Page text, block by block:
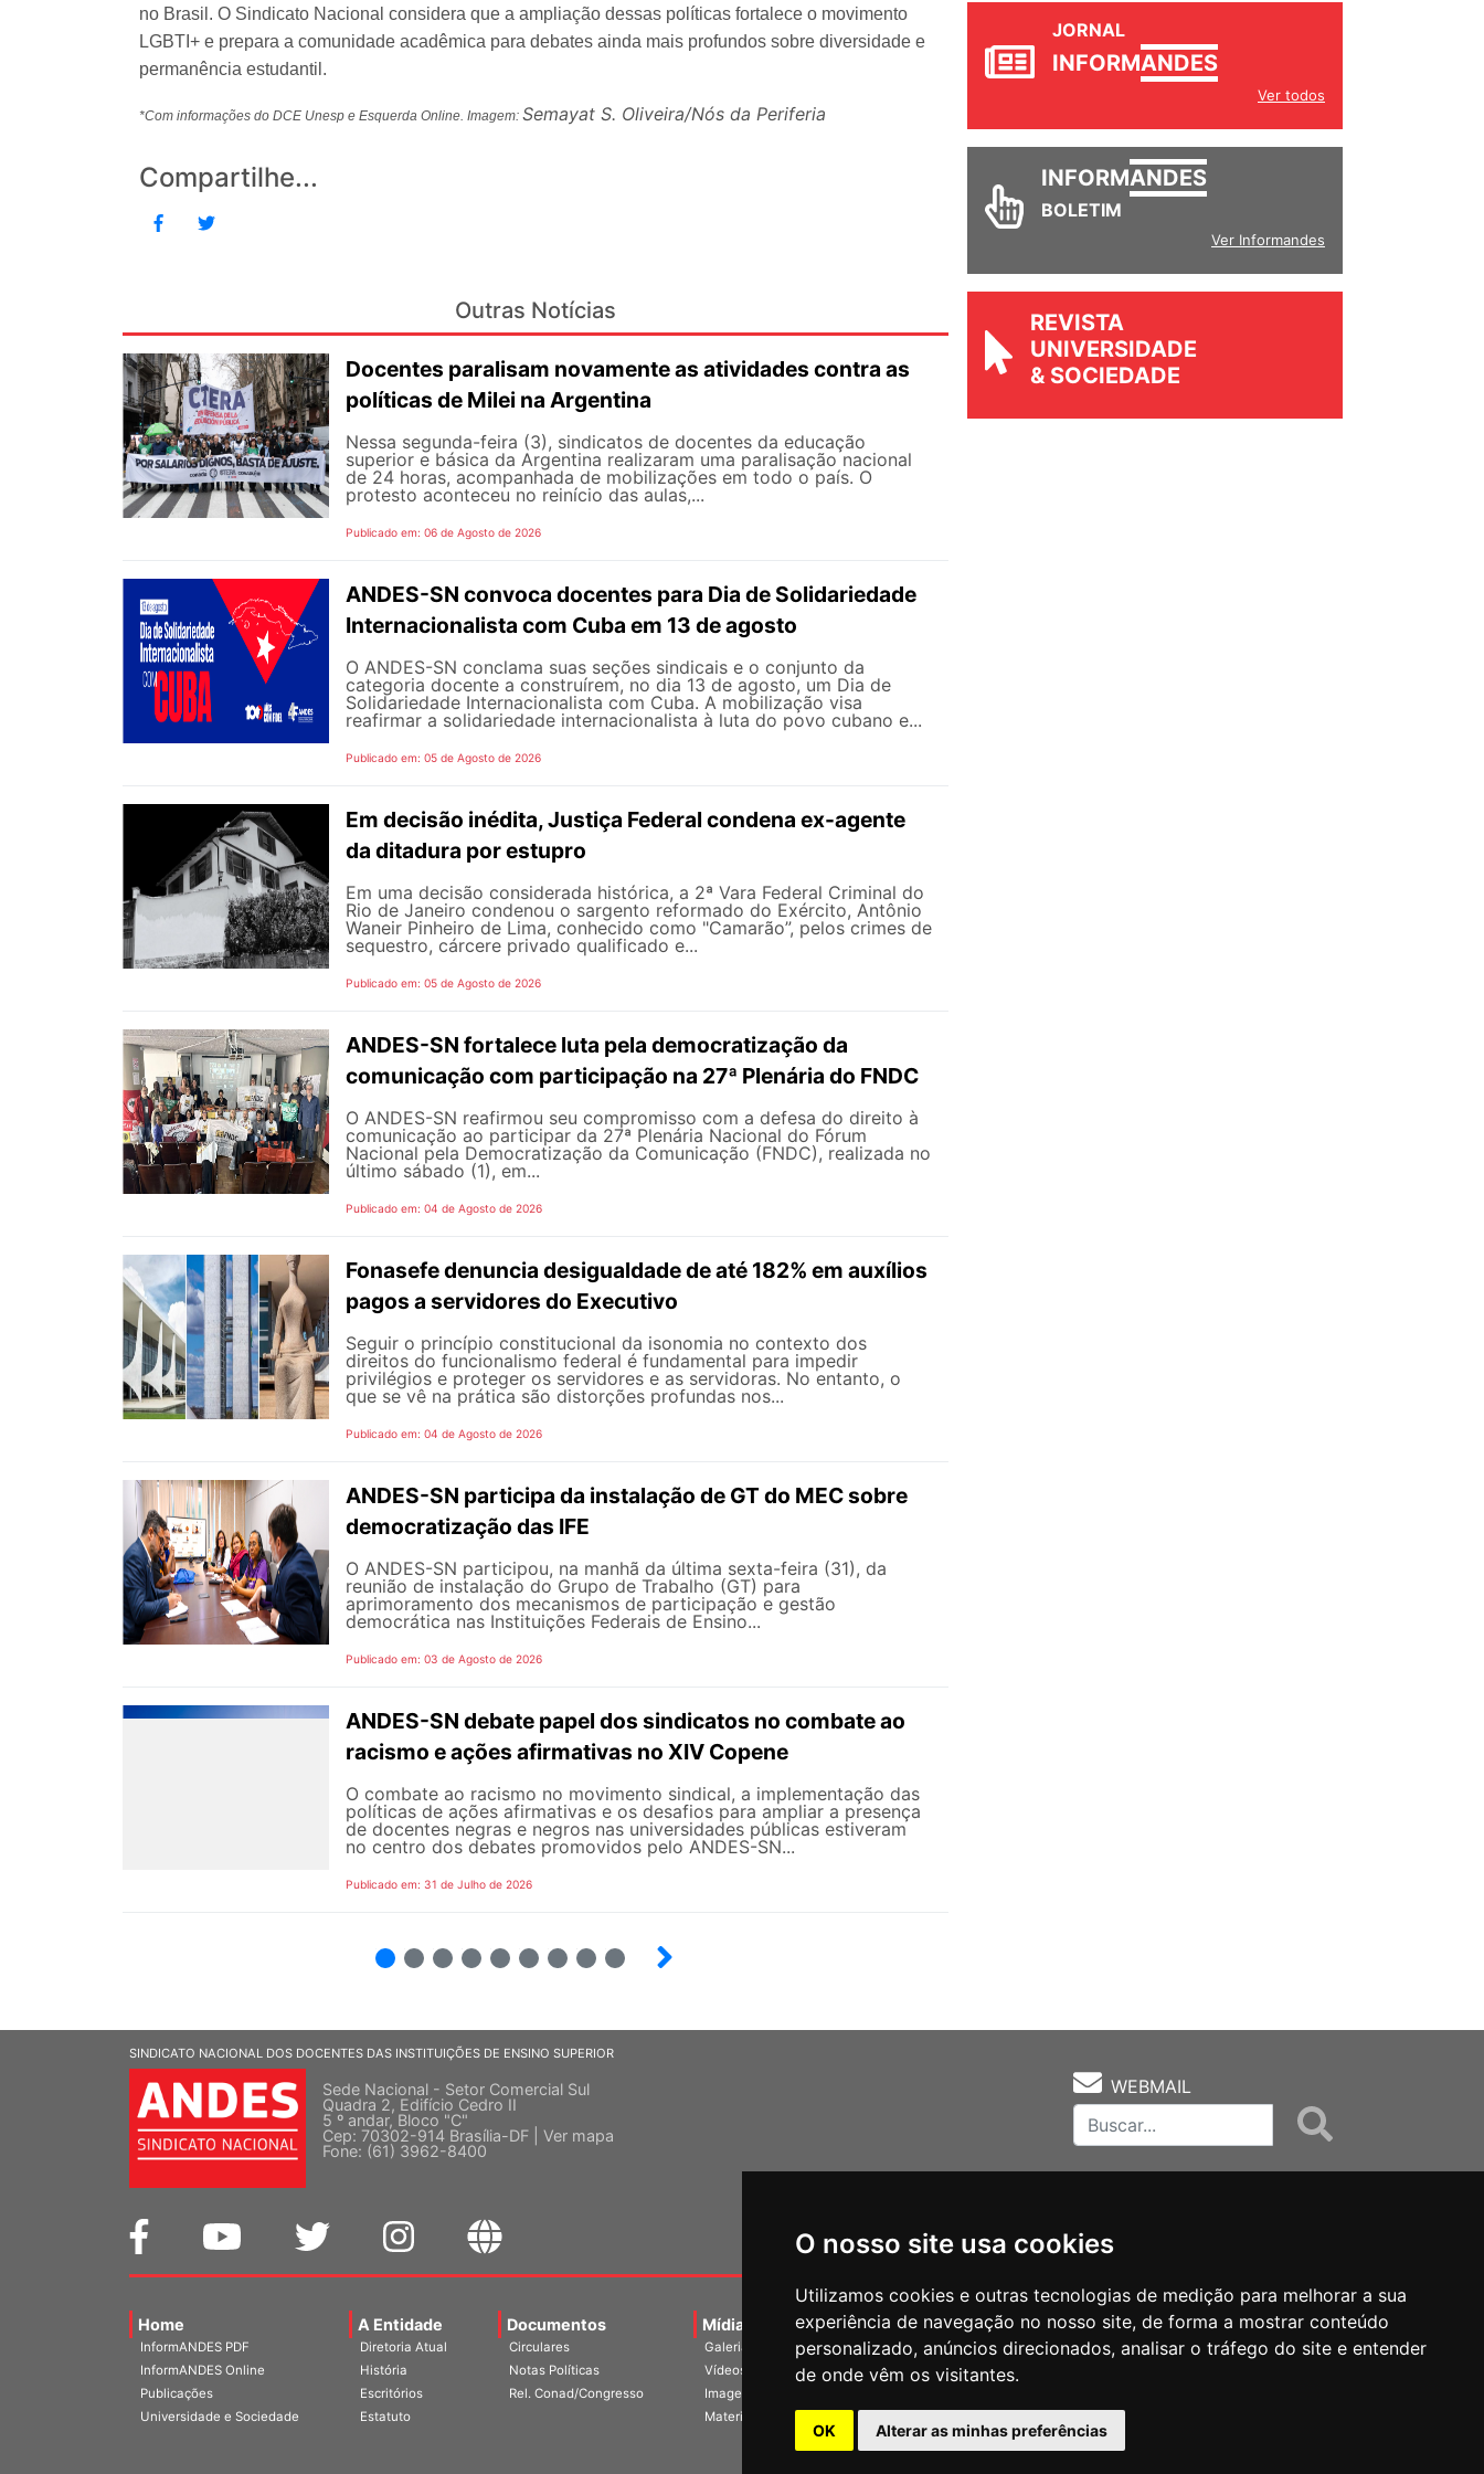
O nosso site usa cookies
Utilizamos cookies e outras tecnologias de medição para melhorar a sua
experiência de navegação no nosso site, de forma a mostrar conteúdo
personalizado, anúncios direcionados, analisar o tráfego do site e entender
de onde vêm os visitantes.
OK Alterar as minhas preferências
no Brasil. O Sindicato Nacional considera que a ampliação dessas políticas fortalece o movimento
LGBTI+ e prepara a comunidade acadêmica para debates ainda mais profundos sobre diversidade e
permanência estudantil.
*Com informações do DCE Unesp e Esquerda Online. Imagem: Semayat S. Oliveira/Nós da Periferia
Compartilhe...
Outras Notícias
Docentes paralisam novamente as atividades contra as
políticas de Milei na Argentina
Nessa segunda-feira (3), sindicatos de docentes da educação
superior e básica da Argentina realizaram uma paralisação nacional
de 24 horas, acompanhada de mobilizações em todo o país. O
protesto aconteceu no reinício das aulas,...
Publicado em: 06 de Agosto de 2026
ANDES-SN convoca docentes para Dia de Solidariedade
Internacionalista com Cuba em 13 de agosto
O ANDES-SN conclama suas seções sindicais e o conjunto da
categoria docente a construírem, no dia 13 de agosto, um Dia de
Solidariedade Internacionalista com Cuba. A mobilização visa
reafirmar a solidariedade internacionalista à luta do povo cubano e...
Publicado em: 05 de Agosto de 2026
Em decisão inédita, Justiça Federal condena ex-agente
da ditadura por estupro
Em uma decisão considerada histórica, a 2ª Vara Federal Criminal do
Rio de Janeiro condenou o sargento reformado do Exército, Antônio
Waneir Pinheiro de Lima, conhecido como "Camarão”, pelos crimes de
sequestro, cárcere privado qualificado e...
Publicado em: 05 de Agosto de 2026
ANDES-SN fortalece luta pela democratização da
comunicação com participação na 27ª Plenária do FNDC
O ANDES-SN reafirmou seu compromisso com a defesa do direito à
comunicação ao participar da 27ª Plenária Nacional do Fórum
Nacional pela Democratização da Comunicação (FNDC), realizada no
último sábado (1), em...
Publicado em: 04 de Agosto de 2026
Fonasefe denuncia desigualdade de até 182% em auxílios
pagos a servidores do Executivo
Seguir o princípio constitucional da isonomia no contexto dos
direitos do funcionalismo federal é fundamental para impedir
privilégios e proteger os servidores e as servidoras. No entanto, o
que se vê na prática são distorções profundas nos...
Publicado em: 04 de Agosto de 2026
ANDES-SN participa da instalação de GT do MEC sobre
democratização das IFE
O ANDES-SN participou, na manhã da última sexta-feira (31), da
reunião de instalação do Grupo de Trabalho (GT) para
aprimoramento dos mecanismos de participação e gestão
democrática nas Instituições Federais de Ensino...
Publicado em: 03 de Agosto de 2026
ANDES-SN debate papel dos sindicatos no combate ao
racismo e ações afirmativas no XIV Copene
O combate ao racismo no movimento sindical, a implementação das
políticas de ações afirmativas e os desafios para ampliar a presença
de docentes negras e negros nas universidades públicas estiveram
no centro dos debates promovidos pelo ANDES-SN...
Publicado em: 31 de Julho de 2026
JORNAL
INFORMANDES
Ver todos
INFORMANDES
BOLETIM
Ver Informandes
REVISTA
UNIVERSIDADE
& SOCIEDADE
SINDICATO NACIONAL DOS DOCENTES DAS INSTITUIÇÕES DE ENSINO SUPERIOR
Sede Nacional - Setor Comercial Sul
Quadra 2, Edifício Cedro II
5 º andar, Bloco "C"
Cep: 70302-914 Brasília-DF | Ver mapa
Fone: (61) 3962-8400
WEBMAIL
Home
InformANDES PDF
InformANDES Online
Publicações
Universidade e Sociedade
A Entidade
Diretoria Atual
História
Escritórios
Estatuto
Documentos
Circulares
Notas Políticas
Rel. Conad/Congresso
Mídias
Galerias
Vídeos
Imagens
Materiais
Agenda Notícias Notas Técnicas Fale Conocsco